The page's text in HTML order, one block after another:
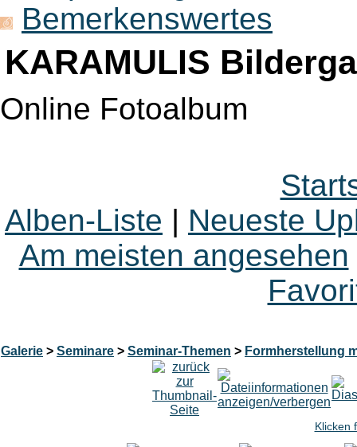
Bemerkenswertes
KARAMULIS
Online Fotoalbum
Alben-Liste | Neueste
Am meisten angesehen
Galerie > Seminare > Seminar-Themen > Formherstellung
Klicken